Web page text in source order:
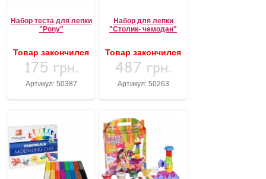
Набор теста для лепки
"Pony"
Товар закончился
175 грн.
Артикул: 50387
Набор для лепки
"Столик- чемодан"
Товар закончился
487 грн.
Артикул: 50263